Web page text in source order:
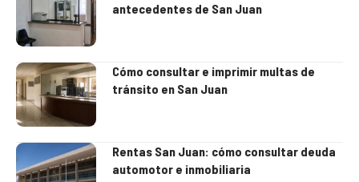
antecedentes de San Juan
Cómo consultar e imprimir multas de
tránsito en San Juan
Rentas San Juan: cómo consultar deuda
automotor e inmobiliaria